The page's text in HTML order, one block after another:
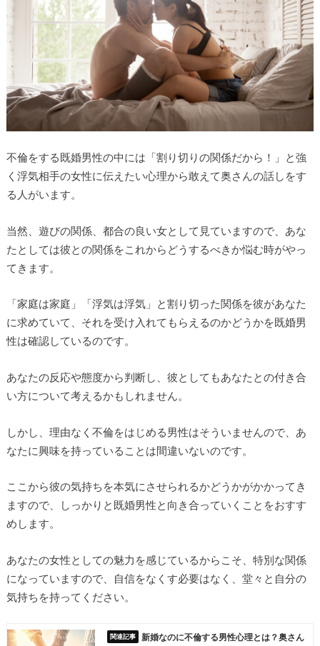
不倫をする既婚男性の中には「割り切りの関係だから！」と強
く浮気相手の女性に伝えたい心理から敢えて奥さんの話しをす
る人がいます。
当然、遊びの関係、都合の良い女として見ていますので、あな
たとしては彼との関係をこれからどうするべきか悩む時がやっ
てきます。
「家庭は家庭」「浮気は浮気」と割り切った関係を彼があなた
に求めていて、それを受け入れてもらえるのかどうかを既婚男
性は確認しているのです。
あなたの反応や態度から判断し、彼としてもあなたとの付き合
い方について考えるかもしれません。
しかし、理由なく不倫をはじめる男性はそういませんので、あ
なたに興味を持っていることは間違いないのです。
ここから彼の気持ちを本気にさせられるかどうかがかかってき
ますので、しっかりと既婚男性と向き合っていくことをおすす
めします。
あなたの女性としての魅力を感じているからこそ、特別な関係
になっていますので、自信をなくす必要はなく、堂々と自分の
気持ちを持ってください。
新婚なのに不倫する男性心理とは？奥さん